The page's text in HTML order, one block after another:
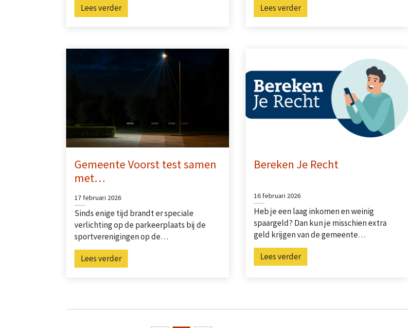
Lees verder Lees verder
Gemeente Voorst test samen
met…
17 februari 2026
Sinds enige tijd brandt er speciale
verlichting op de parkeerplaats bij de
sportverenigingen op de…
Lees verder
Bereken Je Recht
16 februari 2026
Heb je een laag inkomen en weinig
spaargeld? Dan kun je misschien extra
geld krijgen van de gemeente…
Lees verder